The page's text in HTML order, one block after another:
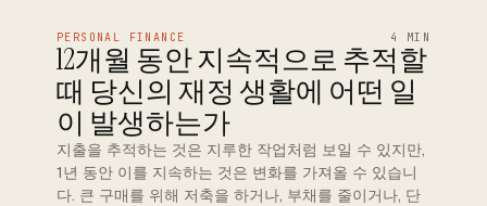
PERSONAL FINANCE 4 MIN
12개월 동안 지속적으로 추적할
때 당신의 재정 생활에 어떤 일
이 발생하는가
지출을 추적하는 것은 지루한 작업처럼 보일 수 있지만,
1년 동안 이를 지속하는 것은 변화를 가져올 수 있습니
다. 큰 구매를 위해 저축을 하거나, 부채를 줄이거나, 단